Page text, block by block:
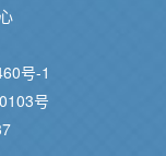
号-1
号